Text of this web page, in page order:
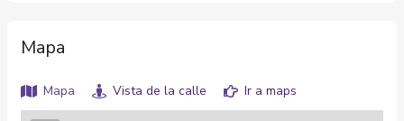
Mapa
Mapa Vista de la calle Ir a maps